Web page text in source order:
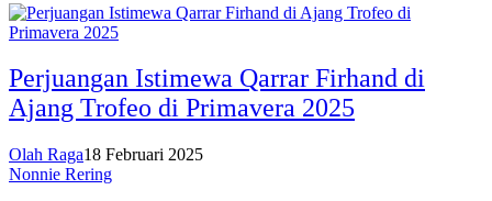
Perjuangan Istimewa Qarrar Firhand di
Ajang Trofeo di Primavera 2025
Olah Raga18 Februari 2025
Nonnie Rering